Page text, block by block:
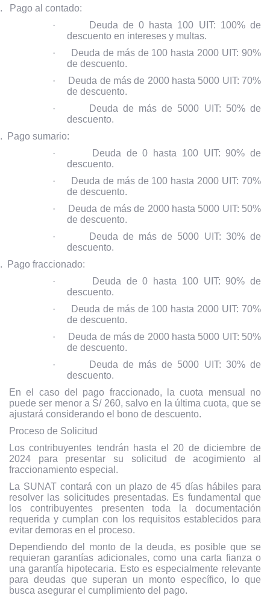
Pago al contado:
·
Deuda de 0 hasta 100 UIT: 100% de
descuento en intereses y multas.
·
Deuda de más de 100 hasta 2000 UIT: 90%
de descuento.
·
Deuda de más de 2000 hasta 5000 UIT: 70%
de descuento.
·
Deuda de más de 5000 UIT: 50% de
descuento.
Pago sumario:
·
Deuda de 0 hasta 100 UIT: 90% de
descuento.
·
Deuda de más de 100 hasta 2000 UIT: 70%
de descuento.
·
Deuda de más de 2000 hasta 5000 UIT: 50%
de descuento.
·
Deuda de más de 5000 UIT: 30% de
descuento.
Pago fraccionado:
·
Deuda de 0 hasta 100 UIT: 90% de
descuento.
·
Deuda de más de 100 hasta 2000 UIT: 70%
de descuento.
·
Deuda de más de 2000 hasta 5000 UIT: 50%
de descuento.
·
Deuda de más de 5000 UIT: 30% de
descuento.
En el caso del pago fraccionado, la cuota mensual no
puede ser menor a S/ 260, salvo en la última cuota, que se
ajustará considerando el bono de descuento.
Proceso de Solicitud
Los contribuyentes tendrán hasta el 20 de diciembre de
2024 para presentar su solicitud de acogimiento al
fraccionamiento especial.
La SUNAT contará con un plazo de 45 días hábiles para
resolver las solicitudes presentadas. Es fundamental que
los contribuyentes presenten toda la documentación
requerida y cumplan con los requisitos establecidos para
evitar demoras en el proceso.
Dependiendo del monto de la deuda, es posible que se
requieran garantías adicionales, como una carta fianza o
una garantía hipotecaria. Esto es especialmente relevante
para deudas que superan un monto específico, lo que
busca asegurar el cumplimiento del pago.